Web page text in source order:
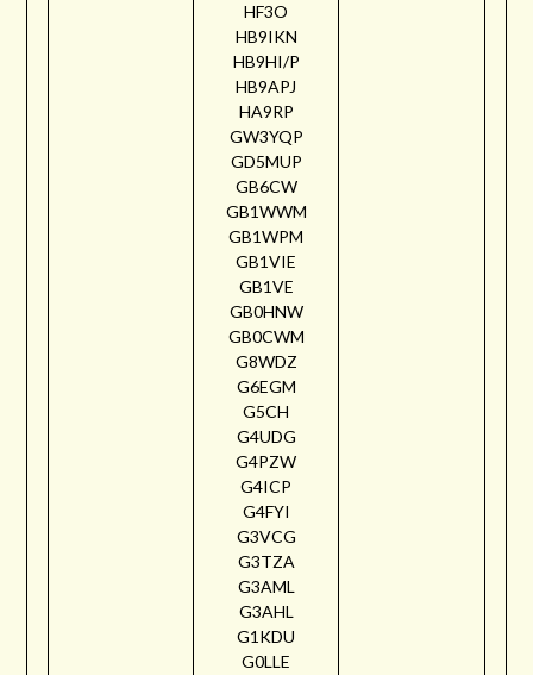
HF3O
HB9IKN
HB9HI/P
HB9APJ
HA9RP
GW3YQP
GD5MUP
GB6CW
GB1WWM
GB1WPM
GB1VIE
GB1VE
GB0HNW
GB0CWM
G8WDZ
G6EGM
G5CH
G4UDG
G4PZW
G4ICP
G4FYI
G3VCG
G3TZA
G3AML
G3AHL
G1KDU
G0LLE